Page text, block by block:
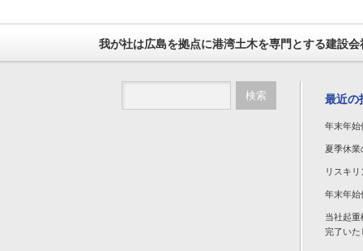
我が社は広島を拠点に港湾土木を専門とする建設会
最近の
年末年始
夏季休業
リスキ
年末年始
当社起
完了いた